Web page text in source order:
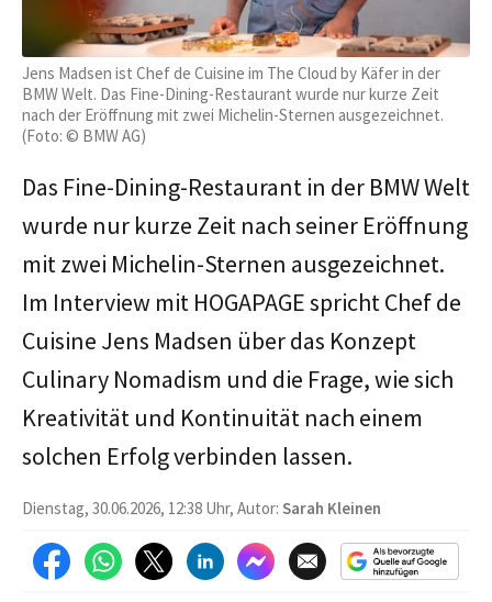
Jens Madsen ist Chef de Cuisine im The Cloud by Käfer in der
BMW Welt. Das Fine-Dining-Restaurant wurde nur kurze Zeit
nach der Eröffnung mit zwei Michelin-Sternen ausgezeichnet.
(Foto: © BMW AG)
Das Fine-Dining-Restaurant in der BMW Welt
wurde nur kurze Zeit nach seiner Eröffnung
mit zwei Michelin-Sternen ausgezeichnet.
Im Interview mit HOGAPAGE spricht Chef de
Cuisine Jens Madsen über das Konzept
Culinary Nomadism und die Frage, wie sich
Kreativität und Kontinuität nach einem
solchen Erfolg verbinden lassen.
Dienstag, 30.06.2026, 12:38 Uhr, Autor: Sarah Kleinen